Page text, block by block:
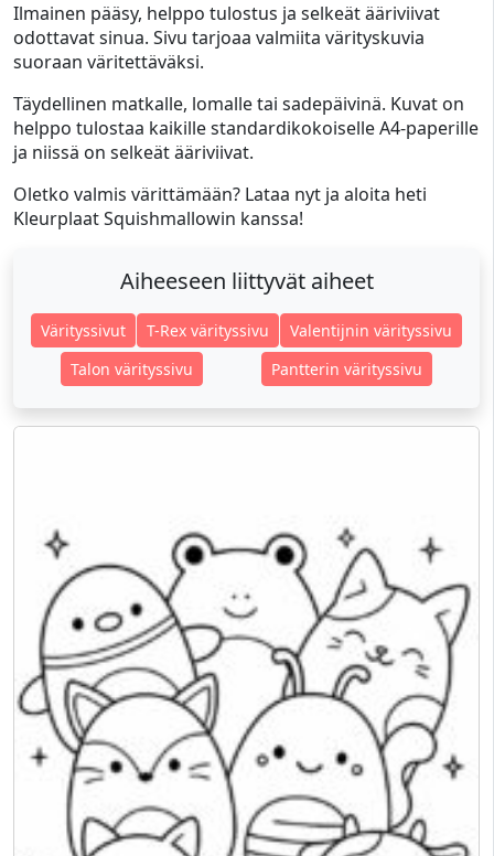
Ilmainen pääsy, helppo tulostus ja selkeät ääriviivat
odottavat sinua. Sivu tarjoaa valmiita värityskuvia
suoraan väritettäväksi.
Täydellinen matkalle, lomalle tai sadepäivinä. Kuvat on
helppo tulostaa kaikille standardikokoiselle A4-paperille
ja niissä on selkeät ääriviivat.
Oletko valmis värittämään? Lataa nyt ja aloita heti
Kleurplaat Squishmallowin kanssa!
Aiheeseen liittyvät aiheet
Värityssivut T-Rex värityssivu
Valentijnin värityssivu
Talon värityssivu
Pantterin värityssivu